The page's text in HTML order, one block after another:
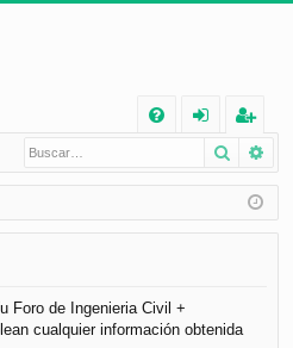
Q
nt
ifi
e
eg
ist
ra
Buscar
Foro de Ingenieria Civil +
cualquier información obtenida